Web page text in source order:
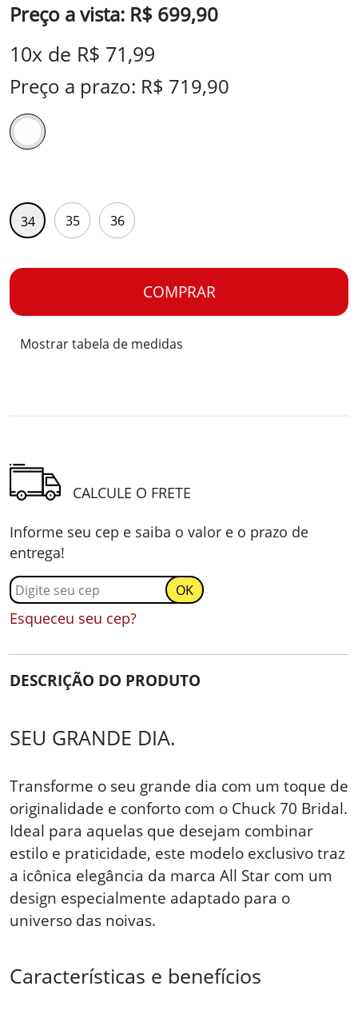
Preço a vista: R$ 699,90
10x de R$ 71,99
Preço a prazo: R$ 719,90
34 35 36
Mostrar tabela de medidas
CALCULE O FRETE
Informe seu cep e saiba o valor e o prazo de
entrega!
Esqueceu seu cep?
DESCRIÇÃO DO PRODUTO
SEU GRANDE DIA.
Transforme o seu grande dia com um toque de
originalidade e conforto com o Chuck 70 Bridal.
Ideal para aquelas que desejam combinar
estilo e praticidade, este modelo exclusivo traz
a icônica elegância da marca All Star com um
design especialmente adaptado para o
universo das noivas.
Características e benefícios